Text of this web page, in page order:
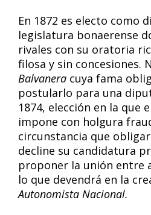
En 1872 es electo como
legislatura bonaerense
rivales con su oratoria
filosa y sin concesiones.
Balvanera cuya fama
postularlo para una
1874, elección en la que
impone con holgura
circunstancia que
decline su candidatura
proponer la unión entre
lo que devendrá en la
Autonomista Nacional.